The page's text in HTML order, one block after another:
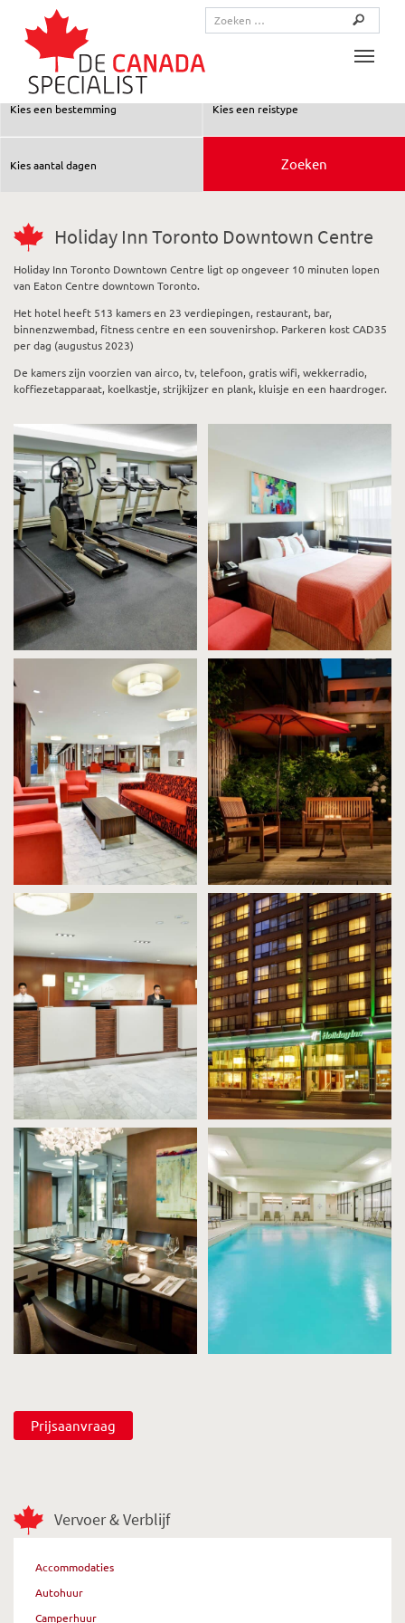
Vervoer & Verblijf
Accommodaties
Autohuur
Camperhuur
Holiday Inn Toronto Downtown Centre
Holiday Inn Toronto Downtown Centre ligt op ongeveer 10 minuten lopen
van Eaton Centre downtown Toronto.
Het hotel heeft 513 kamers en 23 verdiepingen, restaurant, bar,
binnenzwembad, fitness centre en een souvenirshop. Parkeren kost CAD35
per dag (augustus 2023)
De kamers zijn voorzien van airco, tv, telefoon, gratis wifi, wekkerradio,
koffiezetapparaat, koelkastje, strijkijzer en plank, kluisje en een haardroger.
Prijsaanvraag